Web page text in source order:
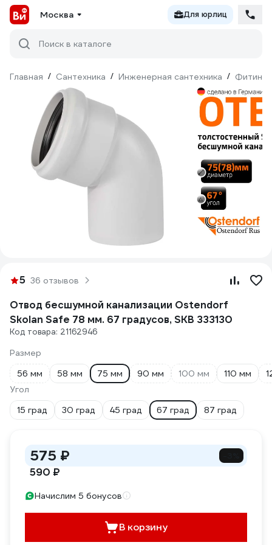
Москва Для юрлиц
Поиск в каталоге
Главная / Сантехника / Инженерная сантехника / Фитинги
5 36 отзывов
Отвод бесшумной канализации Ostendorf
Skolan Safe 78 мм. 67 градусов, SKB 333130
Код товара: 21162946
Размер
56 мм
58 мм 75 мм 90 мм 100 мм 110 мм
Угол
15 град
30 град 45 град 67 град 87 град
575 ₽
590 ₽
Начислим 5 бонусов
В корзину